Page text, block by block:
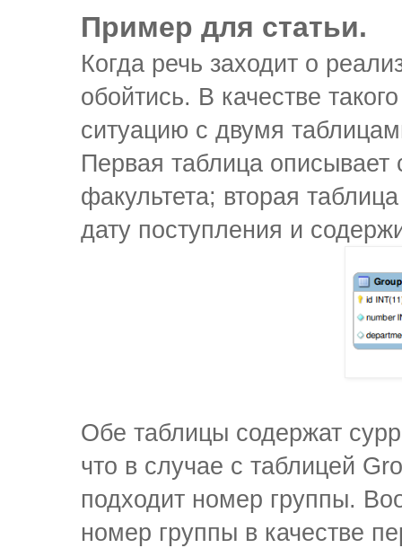
Пример для статьи.
Когда речь заходит о
обойтись. В качестве
ситуацию с двумя
Первая таблица описывает
факультета; вторая
дату поступления и
Обе таблицы содержат
что в случае с таблицей
подходит номер группы.
номер группы в качестве